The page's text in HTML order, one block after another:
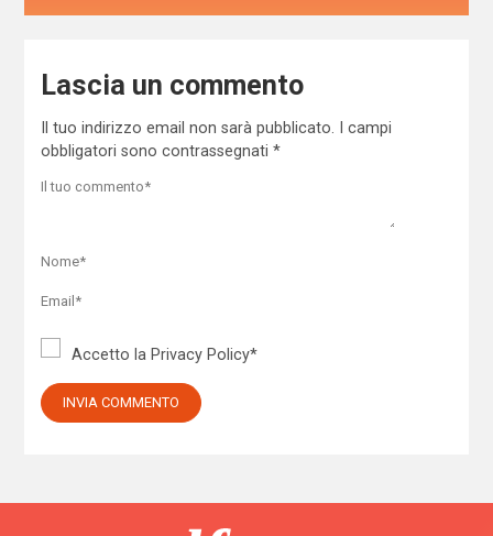
Lascia un commento
Il tuo indirizzo email non sarà pubblicato.
I campi
obbligatori sono contrassegnati *
Accetto la Privacy Policy*